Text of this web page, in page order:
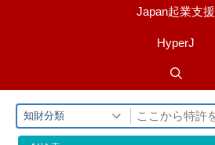
Japan起業支援
HyperJ
知財分類